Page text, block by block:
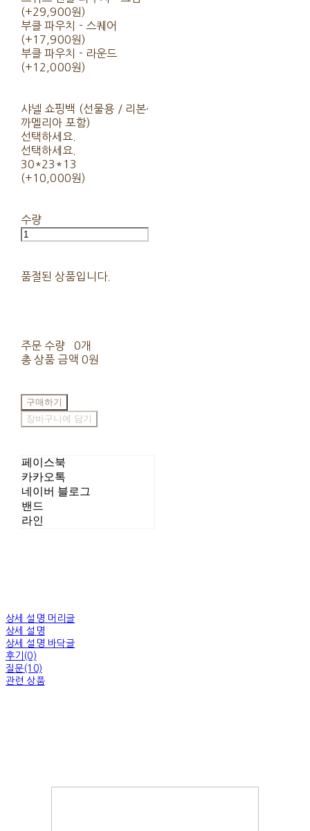
(+29,900원)
부클 파우치 - 스퀘어
(+17,900원)
부클 파우치 - 라운드
(+12,000원)
샤넬 쇼핑백 (선물용 / 리본·
까멜리아 포함)
선택하세요.
선택하세요.
30*23*13
(+10,000원)
수량
품절된 상품입니다.
주문 수량
0개
총 상품 금액 0원
구매하기
장바구니에 담기
페이스북
카카오톡
네이버 블로그
밴드
라인
상세 설명 머리글
상세 설명
상세 설명 바닥글
후기(0)
질문(10)
관련 상품